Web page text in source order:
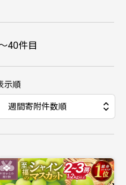
40件目
示順